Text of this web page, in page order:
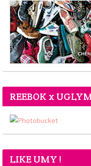
REEBOK x
LIKE UMY !